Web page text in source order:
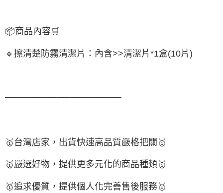
📦商品內容 🛒
🔹 擦清楚防霧清潔片：內含>>清潔片 *1盒(10片 )
──────────────────
🥇 台灣店家，出貨快速高品質嚴格把關 🥇
🥇嚴選好物 ，提供更多元化的商品種類 🥇
🥇追求優質， 提供個人化完善售後服務🥇